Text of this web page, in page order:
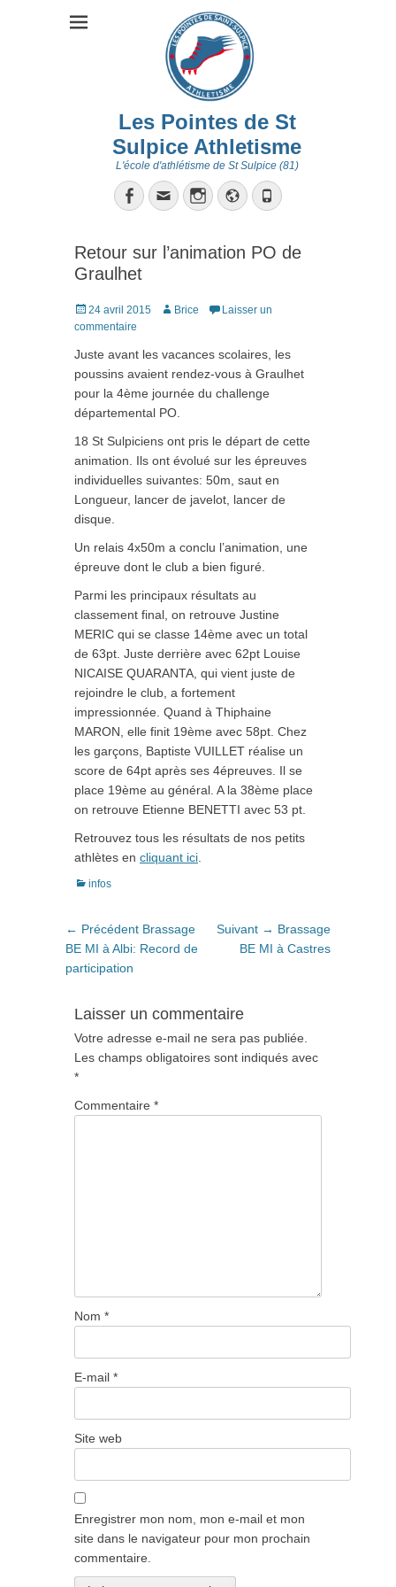
Les Pointes de St
Sulpice Athletisme
L'école d'athlétisme de St Sulpice (81)
Facebook
EmailInstagram
Site
web
Tél
Retour sur l’animation PO de
Graulhet
Posté
le
24 avril 2015 Auteur
Brice
Laisser un
commentaire
Juste avant les vacances scolaires, les
poussins avaient rendez-vous à Graulhet
pour la 4ème journée du challenge
départemental PO.
18 St Sulpiciens ont pris le départ de cette
animation. Ils ont évolué sur les épreuves
individuelles suivantes: 50m, saut en
Longueur, lancer de javelot, lancer de
disque.
Un relais 4x50m a conclu l’animation, une
épreuve dont le club a bien figuré.
Parmi les principaux résultats au
classement final, on retrouve Justine
MERIC qui se classe 14ème avec un total
de 63pt. Juste derrière avec 62pt Louise
NICAISE QUARANTA, qui vient juste de
rejoindre le club, a fortement
impressionnée. Quand à Thiphaine
MARON, elle finit 19ème avec 58pt. Chez
les garçons, Baptiste VUILLET réalise un
score de 64pt après ses 4épreuves. Il se
place 19ème au général. A la 38ème place
on retrouve Etienne BENETTI avec 53 pt.
Retrouvez tous les résultats de nos petits
athlètes en cliquant ici
Catégories
infos
Navigation
de
l’article
← Précédent Article
précédent
Brassage
BE MI à Albi: Record de
participation
Suivant → Article
suivant
Brassage
BE MI à Castres
Laisser un commentaire
Votre adresse e-mail ne sera pas publiée.
Les champs obligatoires sont indiqués avec
*
Commentaire *
Nom *
E-mail *
Site web
Enregistrer mon nom, mon e-mail et mon
site dans le navigateur pour mon prochain
commentaire.